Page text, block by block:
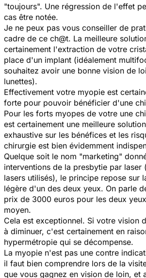
"toujours". Une régression de l'effet
cas être notée.
Je ne peux pas vous conseiller de
cadre de ce ch@t. La meilleure
certainement l'extraction de votre
place d'un implant (idéalement
souhaitez avoir une bonne vision de
lunettes).
Effectivement votre myopie est
forte pour pouvoir bénéficier d'une
Pour les forts myopes de votre une
est certainement une meilleure
exhaustive sur les bénéfices et les
chirurgie est bien évidemment
Quelque soit le nom "marketing"
interventions de la presbytie par laser
lasers utilisés), le principe repose sur
légère d'un des deux yeux. On parle
prix de 3000 euros pour les deux
moyen.
Cela est exceptionnel. Si votre vision
à diminuer, c'est certainement en
hypermétropie qui se décompense.
La myopie n'est pas une contre
il faut bien comprendre lors de la
que vous gagnez en vision de loin, et